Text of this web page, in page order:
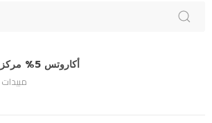
أكاروتس 5% مركز معلق